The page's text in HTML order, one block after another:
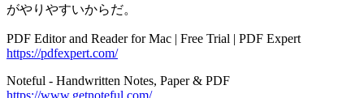
がやりやすいからだ。
PDF Editor and Reader for Mac | Free Trial | PDF Expert
https://pdfexpert.com/
Noteful - Handwritten Notes, Paper & PDF
https://www.getnoteful.com/